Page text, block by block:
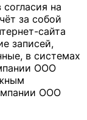
на
за собой
сайта
записей,
в системах
ООО
ООО